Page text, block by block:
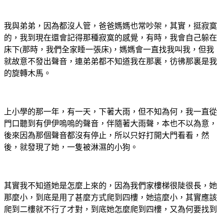
我與弟弟，因為都沒人管，爸爸媽媽也常吵架，其實，挺寂寞
的，我到現在還會記得那種寂寞的感覺，有時，我會自己躲在
床下(那時，我們全家睡一張床)，媽媽會一直找我叫我，但我
就故意不發出聲音，連弟弟都不知道我在那裏，彷彿那裏是我
的旋轉木馬。
上小學的那一年，有一天，下著大雨，但不知為何，我一直從
門口聽到有伊伊嗚嗚的聲音，伴隨著大雨聲，本也不以為意，
後來因為那個聲音都沒有停止，所以只好打開大門看看，然
後，就發現了她，一隻被淋濕的小狗。
其實我不知道她是怎麼上來的，因為我們家樓梯很陡很長，她
那麼小，到底是用了甚麼方式爬到四樓，她這麼小，其實應該
爬到二樓就不行了才對，到底她怎麼爬到四樓，又為何要找到